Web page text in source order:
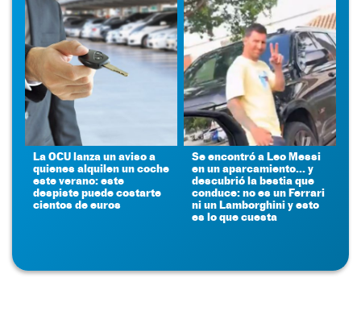
La OCU lanza un aviso a
quienes alquilen un coche
este verano: este
despiste puede costarte
cientos de euros
Se encontró a Leo Messi
en un aparcamiento... y
descubrió la bestia que
conduce: no es un Ferrari
ni un Lamborghini y esto
es lo que cuesta